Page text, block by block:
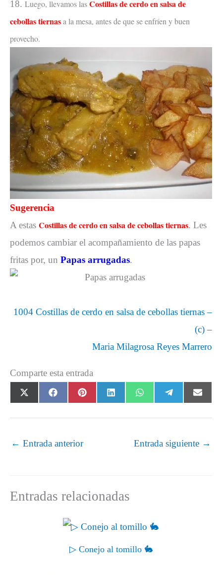
18. Luego, llevamos lasCostillas de cerdo en salsa de
cebollas tiernasa la mesa, antes de que se enfríen y buen
provecho.
Sugerencia
A estas Costillas de cerdo en salsa de cebollas tiernas. Les
podemos cambiar el acompañamiento de las papas
fritas por, un Papas arrugadas.
1004 Costillas de cerdo en salsa de cebollas tiernas –
(c) –
Maria Milagrosa Reyes Marrero
Comparte esta entrada
Compartir
en
X
(
T
t
Compartir
en
F
a
c
o
Compartir
en
P
i
n
Compartir
en
L
i
n
Compartir
en
W
h
a
A
Compartir
en
e
l
r
en
E
m
a
← Entrada anterior Entrada siguiente →
Entradas relacionadas
▷ Conejo al tomillo 🐇